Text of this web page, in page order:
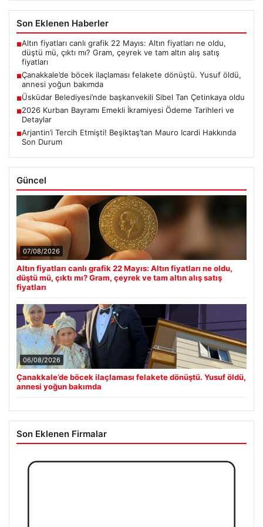
Son Eklenen Haberler
■Altın fiyatları canlı grafik 22 Mayıs: Altın fiyatları ne oldu,
düştü mü, çıktı mı? Gram, çeyrek ve tam altın alış satış
fiyatları
■Çanakkale’de böcek ilaçlaması felakete dönüştü. Yusuf öldü,
annesi yoğun bakımda
■Üsküdar Belediyesi’nde başkanvekili Sibel Tan Çetinkaya oldu
■2026 Kurban Bayramı Emekli İkramiyesi Ödeme Tarihleri ve
Detaylar
■Arjantin’i Tercih Etmişti! Beşiktaş’tan Mauro Icardi Hakkında
Son Durum
Güncel
07/08/2026
Altın fiyatları canlı grafik 22 Mayıs: Altın fiyatları ne oldu,
düştü mü, çıktı mı? Gram, çeyrek ve tam altın alış satış
fiyatları
06/08/2026
Çanakkale’de böcek ilaçlaması felakete dönüştü. Yusuf öldü,
annesi yoğun bakımda
Son Eklenen Firmalar